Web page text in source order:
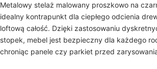
Metalowy stelaż malowany proszkowo na
idealny kontrapunkt dla ciepłego odcienia
loftową całość. Dzięki zastosowaniu
stopek, mebel jest bezpieczny dla każdego
chroniąc panele czy parkiet przed